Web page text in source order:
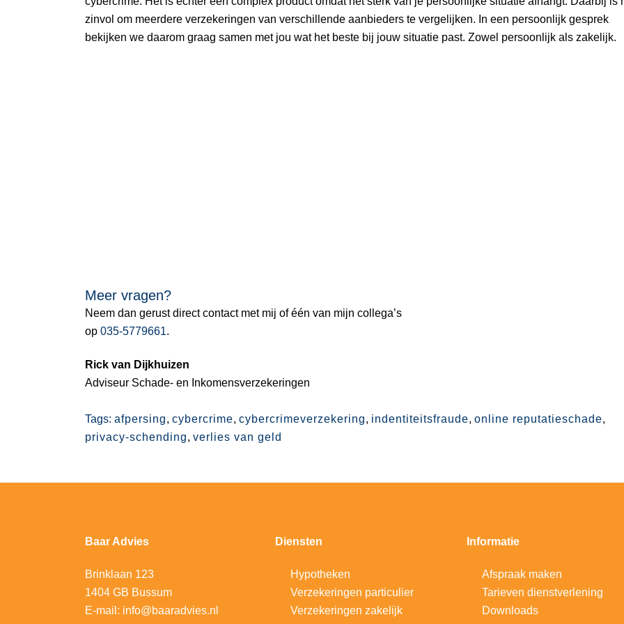
zinvol om meerdere verzekeringen van verschillende aanbieders te vergelijken. In een persoonlijk gesprek
bekijken we daarom graag samen met jou wat het beste bij jouw situatie past. Zowel persoonlijk als zakelijk.
Meer vragen?
Neem dan gerust direct contact met mij of één van mijn collega’s
op 035-5779661.
Rick van Dijkhuizen
Adviseur Schade- en Inkomensverzekeringen
Tags: afpersing, cybercrime, cybercrimeverzekering, indentiteitsfraude, online reputatieschade,
privacy-schending, verlies van geld
Baar Advies
Brinklaan 123
1404 GB Bussum
E-mail: info@baaradvies.nl
Diensten
Hypotheken
Verzekeringen particulier
Verzekeringen zakelijk
Informatie
Afspraak maken
Tarieven dienstverlening
Downloads